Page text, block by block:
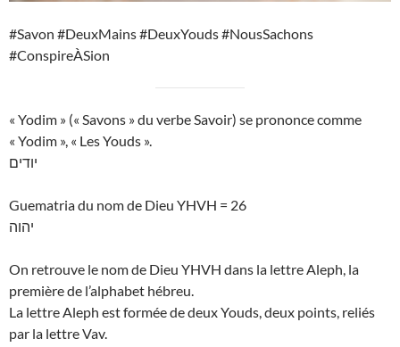
#Savon #DeuxMains #DeuxYouds #NousSachons
#ConspireÀSion
« Yodim » (« Savons » du verbe Savoir) se prononce comme
« Yodim », « Les Youds ».
יודים
Guematria du nom de Dieu YHVH = 26
יהוה
On retrouve le nom de Dieu YHVH dans la lettre Aleph, la
première de l’alphabet hébreu.
La lettre Aleph est formée de deux Youds, deux points, reliés
par la lettre Vav.